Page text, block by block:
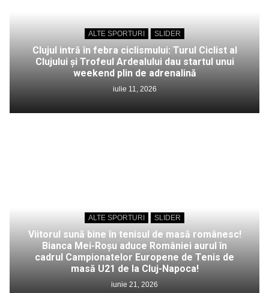
ALTE SPORTURI SLIDER
Clujul intră în febra ciclismului: Turul Ciclist al
Clujului și Trofeul Ardealului dau startul unui
weekend plin de adrenalină
iulie 11, 2026
ALTE SPORTURI SLIDER
Viitorul sună bine în tenisul de masă românesc!
Bianca Mei-Roșu aduce României aurul în
cadrul Campionatelor Europene de Tenis de
masă U21 de la Cluj-Napoca!
iunie 21, 2026